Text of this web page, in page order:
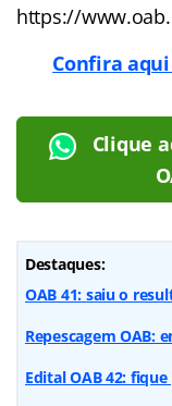
https://
Confira
Clique
Destaques:
OAB 41: saiu o
Repescagem OAB:
Edital OAB 42: